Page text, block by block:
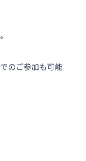
のご参加も可能